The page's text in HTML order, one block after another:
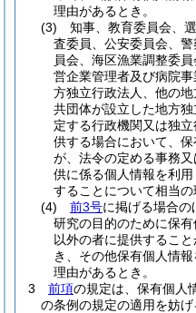
理由があるとき。
(3)
知事、教育委員会、
査委員、公安委員会、
員会、海区漁業調整委
営企業管理者及び病院
方独立行政法人、他の
共団体が設立した地方
定する行政機関又は独
供する場合において、
が、法令の定める事務
供に係る個人情報を利
することについて相当の
(4)
前3号に掲げる場合
研究の目的のために保
以外の者に提供するこ
き、その他保有個人情
理由があるとき。
3
前項の規定は、保有個人
の条例の規定の適用を妨げ